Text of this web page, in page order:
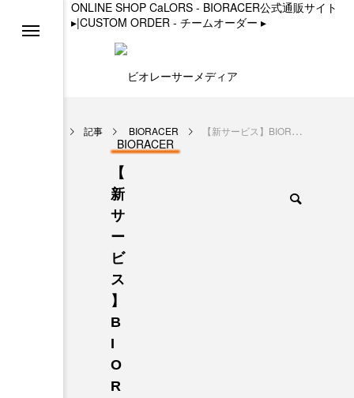
ONLINE SHOP CaLORS - BIORACER公式通販サイト
▸|CUSTOM ORDER - チームオーダー ▸
記事 BIORACER 【新サービス】BIORACER、3Dシミュレーター「DYO」でオーダーサイクルジャージ制作を簡単に セミカスタムオーダーサービスを開始
BIORACER
【
新
サ
ー
ビ
ス
】
B
I
O
R